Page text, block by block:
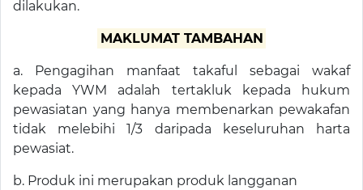
dilakukan.
MAKLUMAT TAMBAHAN
a. Pengagihan manfaat takaful sebagai wakaf
kepada YWM adalah tertakluk kepada hukum
pewasiatan yang hanya membenarkan pewakafan
tidak melebihi 1/3 daripada keseluruhan harta
pewasiat.
b. Produk ini merupakan produk langganan